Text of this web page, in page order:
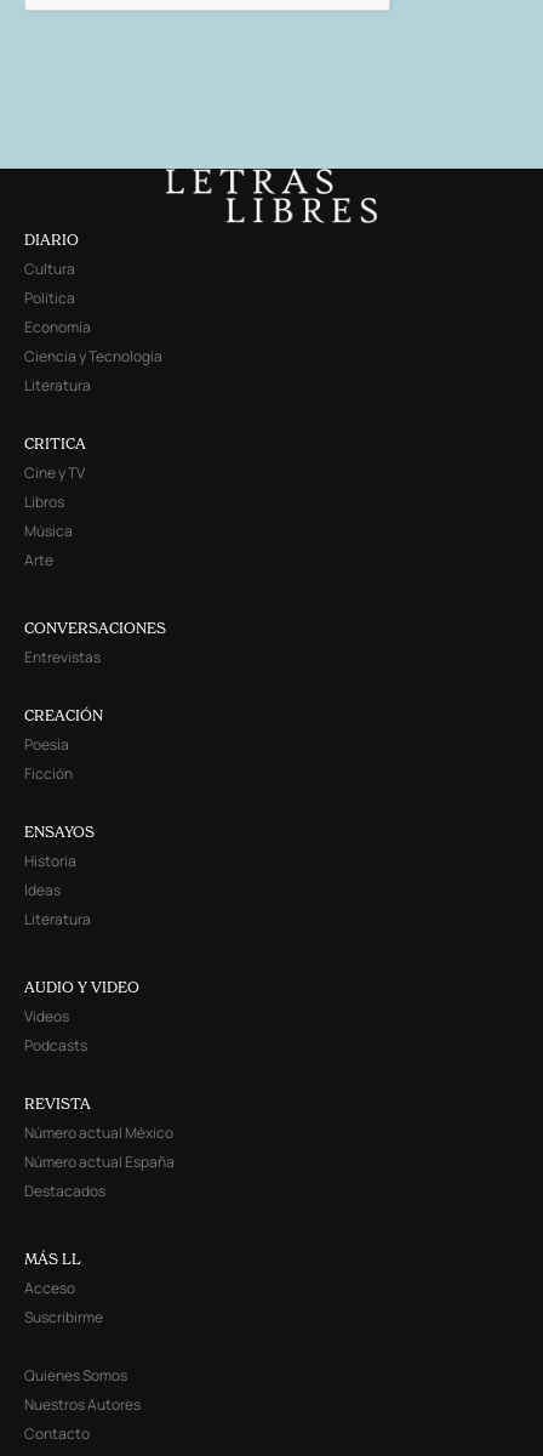
DIARIO
Cultura
Política
Economía
Ciencia y Tecnología
Literatura
CRITICA
Cine y TV
Libros
Música
Arte
CONVERSACIONES
Entrevistas
CREACIÓN
Poesía
Ficción
ENSAYOS
Historia
Ideas
Literatura
AUDIO Y VIDEO
Videos
Podcasts
REVISTA
Número actual México
Número actual España
Destacados
MÁS LL
Acceso
Suscribirme
Quienes Somos
Nuestros Autores
Contacto